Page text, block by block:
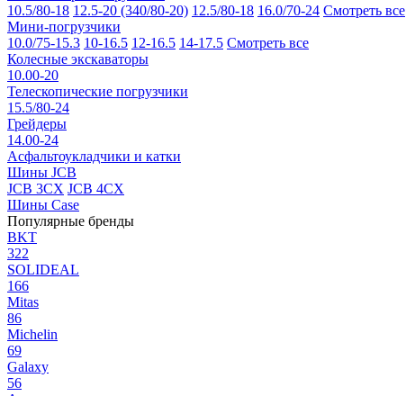
10.5/80-18 12.5-20 (340/80-20) 12.5/80-18 16.0/70-24 Смотреть все
Мини-погрузчики
10.0/75-15.3 10-16.5 12-16.5 14-17.5 Смотреть все
Колесные экскаваторы
10.00-20
Телескопические погрузчики
15.5/80-24
Грейдеры
14.00-24
Асфальтоукладчики и катки
Шины JCB
JCB 3CX JCB 4CX
Шины Case
Популярные бренды
BKT
322
SOLIDEAL
166
Mitas
86
Michelin
69
Galaxy
56